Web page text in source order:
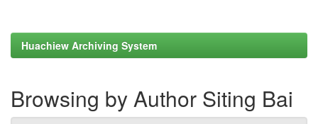
Huachiew Archiving System
Browsing by Author Siting Bai